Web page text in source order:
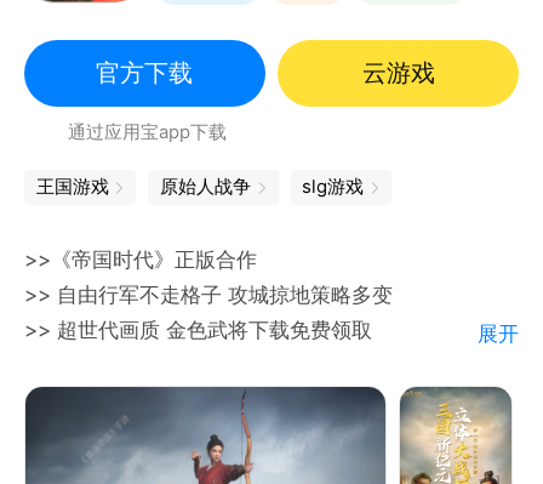
官方下载 云游戏
通过应用宝app下载
王国游戏 原始人战争 slg游戏
>>《帝国时代》正版合作
>> 自由行军不走格子 攻城掠地策略多变
>> 超世代画质 金色武将下载免费领取
合作出品的全自由即时策略手游。
游戏吸收了帝国经典元素，你将置身于瞬息万变的活战
场，从零兴建城邦，统率世界英雄，不断扩张领土。
展开